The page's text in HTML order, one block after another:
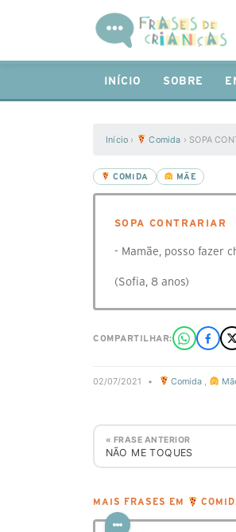
INÍCIO SOBRE
Início › Comida › SOPA
COMIDA MÃE
SOPA CONTRARIAR
- Mamãe, posso fazer
(Sofia, 8 anos)
COMPARTILHAR:
02/07/2021 • Comida ,
« FRASE ANTERIOR
NÃO ME TOQUES
MAIS FRASES EM